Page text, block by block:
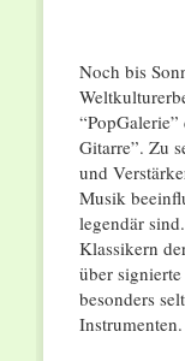
Noch bis
Gitarre”. Zu
und
Musik
legendär
Klassikern
über
besonders
Instrumenten.